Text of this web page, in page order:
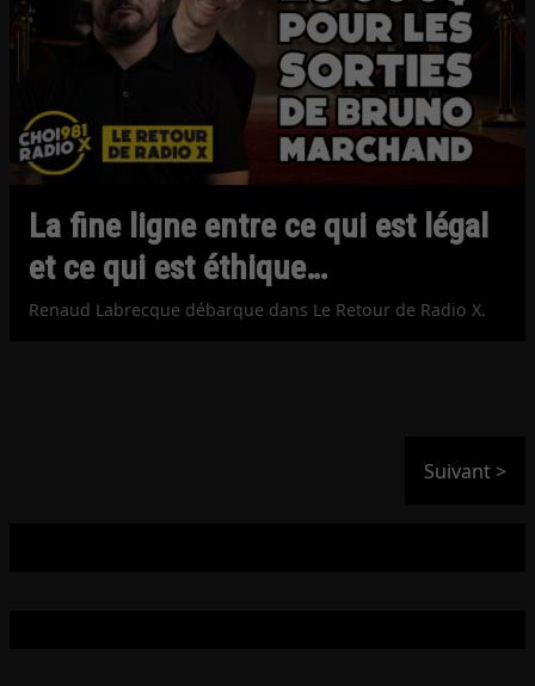
La fine ligne entre ce qui est légal
et ce qui est éthique…
Renaud Labrecque débarque dans Le Retour de Radio X.
Suivant >